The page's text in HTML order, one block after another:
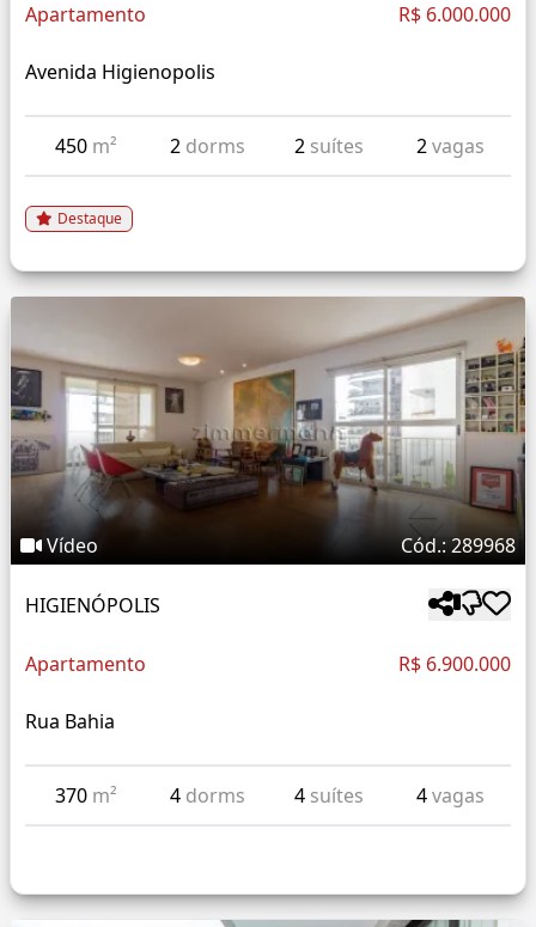
Apartamento R$ 6.000.000
Avenida Higienopolis
450 m² 2 dorms 2 suítes 2vagas
Destaque
Vídeo Cód.: 289968
HIGIENÓPOLIS
Apartamento R$ 6.900.000
Rua Bahia
370 m² 4 dorms 4 suítes 4vagas